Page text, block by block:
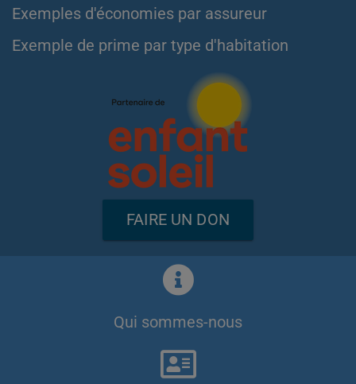
Exemples d'économies par assureur
Exemple de prime par type d'habitation
FAIRE UN DON
Qui sommes-nous